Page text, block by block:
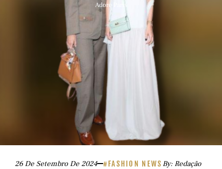
Adore Paris
26 De Setembro De 2024 #FASHION NEWS By: Redação